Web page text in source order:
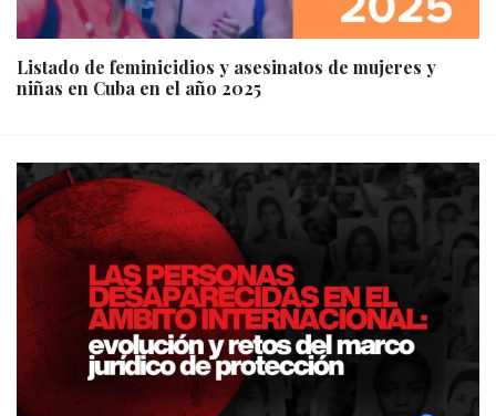
Listado de feminicidios y asesinatos de mujeres y
niñas en Cuba en el año 2025